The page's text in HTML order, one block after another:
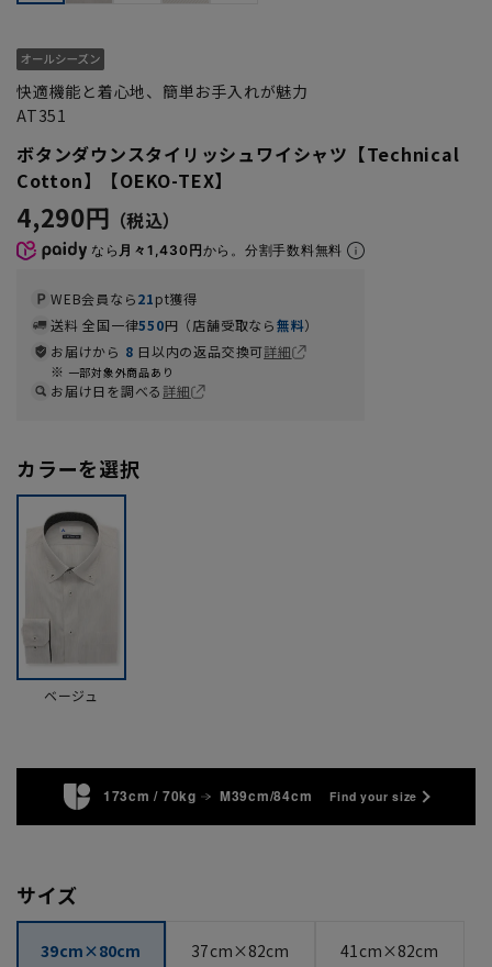
快適機能と着心地、簡単お手入れが魅力
AT351
ボタンダウンスタイリッシュワイシャツ【Technical
Cotton】【OEKO-TEX】
4,290円
なら 月々1,430円から。分割手数料無料
WEB会員なら21pt獲得
送料 全国一律550円（店舗受取なら無料）
お届けから 8 日以内の返品交換可詳細
一部対象外商品あり
お届け日を調べる詳細
カラーを選択
ベージュ
173cm / 70kg M39cm/84cm Find your size
サイズ
39cm×80cm 37cm×82cm 41cm×82cm